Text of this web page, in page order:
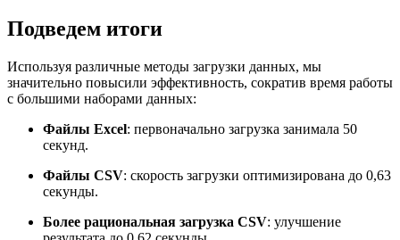
Подведем итоги
Используя различные методы загрузки данных, мы
значительно повысили эффективность, сократив время работы
с большими наборами данных:
Файлы Excel: первоначально загрузка занимала 50
секунд.
Файлы CSV: скорость загрузки оптимизирована до 0,63
секунды.
Более рациональная загрузка CSV: улучшение